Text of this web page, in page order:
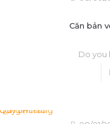
Căn bản
Do you